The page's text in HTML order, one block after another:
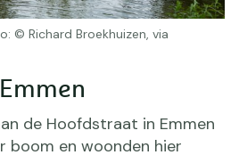
© Richard Broekhuizen, via
de Hoofdstraat in Emmen
boom en woonden hier